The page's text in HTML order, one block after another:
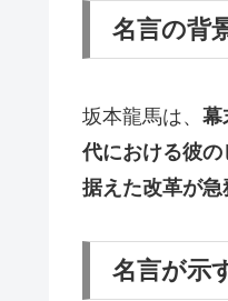
名言の背
坂本龍馬は、 幕
代における彼
据えた改革が急
名言が示